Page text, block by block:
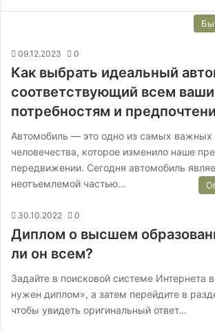
09.12.2023 0
Как выбрать идеальный
соответствующий всем
потребностям и
Автомобиль — это одно из самых важных
человечества, которое изменило наше
передвижении. Сегодня автомобиль
неотъемлемой частью…
30.10.2022 0
Диплом о высшем
ли он всем?
Задайте в поисковой системе Интернета
нужен диплом», а затем перейдите в
чтобы увидеть оригинальный ответ…